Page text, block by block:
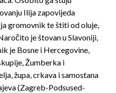
Ilija zapovijeda
gromovnik te štiti od oluje,
je štovan u Slavoniji,
je Bosne i Hercegovine,
Žumberka i
župa, crkava i samostana
(Zagreb-Podsused-